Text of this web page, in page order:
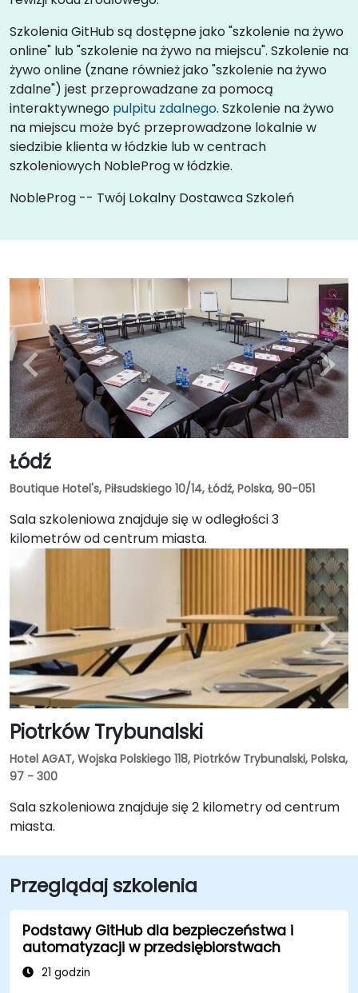
Szkolenia GitHub są dostępne jako "szkolenie na żywo
online" lub "szkolenie na żywo na miejscu". Szkolenie na
żywo online (znane również jako "szkolenie na żywo
zdalne") jest przeprowadzane za pomocą
interaktywnego pulpitu zdalnego. Szkolenie na żywo
na miejscu może być przeprowadzone lokalnie w
siedzibie klienta w łódzkie lub w centrach
szkoleniowych NobleProg w łódzkie.
NobleProg -- Twój Lokalny Dostawca Szkoleń
Łódź
Boutique Hotel's, Piłsudskiego 10/14, Łódź, Polska, 90-051
Sala szkoleniowa znajduje się w odległości 3
kilometrów od centrum miasta.
Piotrków Trybunalski
Hotel AGAT, Wojska Polskiego 118, Piotrków Trybunalski, Polska,
97 - 300
Sala szkoleniowa znajduje się 2 kilometry od centrum
miasta.
Przeglądaj szkolenia
Podstawy GitHub dla bezpieczeństwa i
automatyzacji w przedsiębiorstwach
21 godzin